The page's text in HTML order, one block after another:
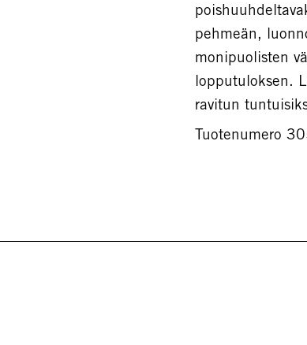
pehmeän,
monipuolisten
lopputuloksen.
ravitun
Tuotenumero